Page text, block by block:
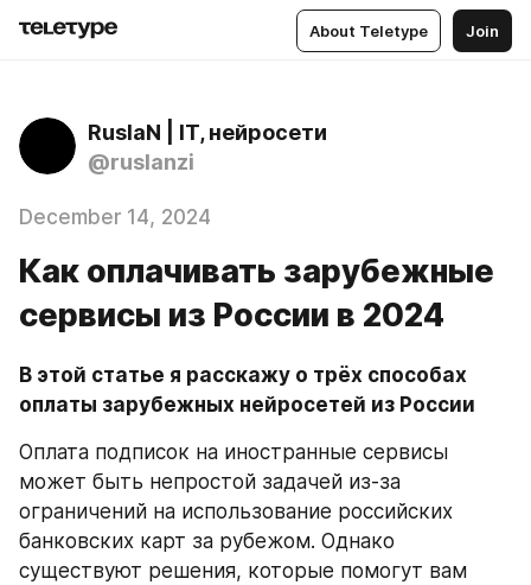
About Teletype Join
RuslaN | IT, нейросети
@ruslanzi
December 14, 2024
Как оплачивать зарубежные
сервисы из России в 2024
В этой статье я расскажу о трёх способах
оплаты зарубежных нейросетей из России
Оплата подписок на иностранные сервисы
может быть непростой задачей из-за
ограничений на использование российских
банковских карт за рубежом. Однако
существуют решения, которые помогут вам